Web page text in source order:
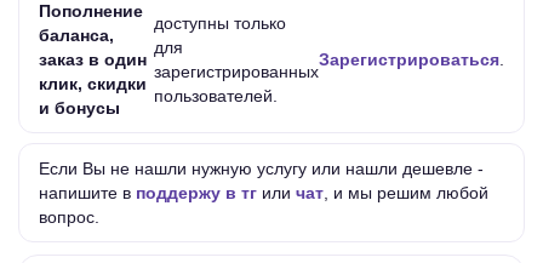
Пополнение
баланса,
заказ в один
клик, скидки
и бонусы
доступны только
для
зарегистрированных
пользователей.
Зарегистрироваться
Если Вы не нашли нужную услугу или нашли дешевле -
напишите в поддержу в тг или чат , и мы решим любой
вопрос.